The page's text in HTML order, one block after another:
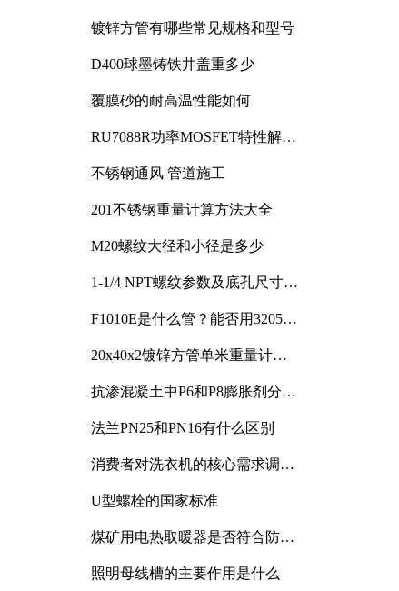
镀锌方管有哪些常见规格和型号
D400球墨铸铁井盖重多少
覆膜砂的耐高温性能如何
RU7088R功率MOSFET特性解析
不锈钢通风 管道施工
201不锈钢重量计算方法大全
M20螺纹大径和小径是多少
1-1/4 NPT螺纹参数及底孔尺寸详
F1010E是什么管？能否用3205或
20x40x2镀锌方管单米重量计算
抗渗混凝土中P6和P8膨胀剂分别
法兰PN25和PN16有什么区别
消费者对洗衣机的核心需求调研
U型螺栓的国家标准
煤矿用电热取暖器是否符合防爆
照明母线槽的主要作用是什么